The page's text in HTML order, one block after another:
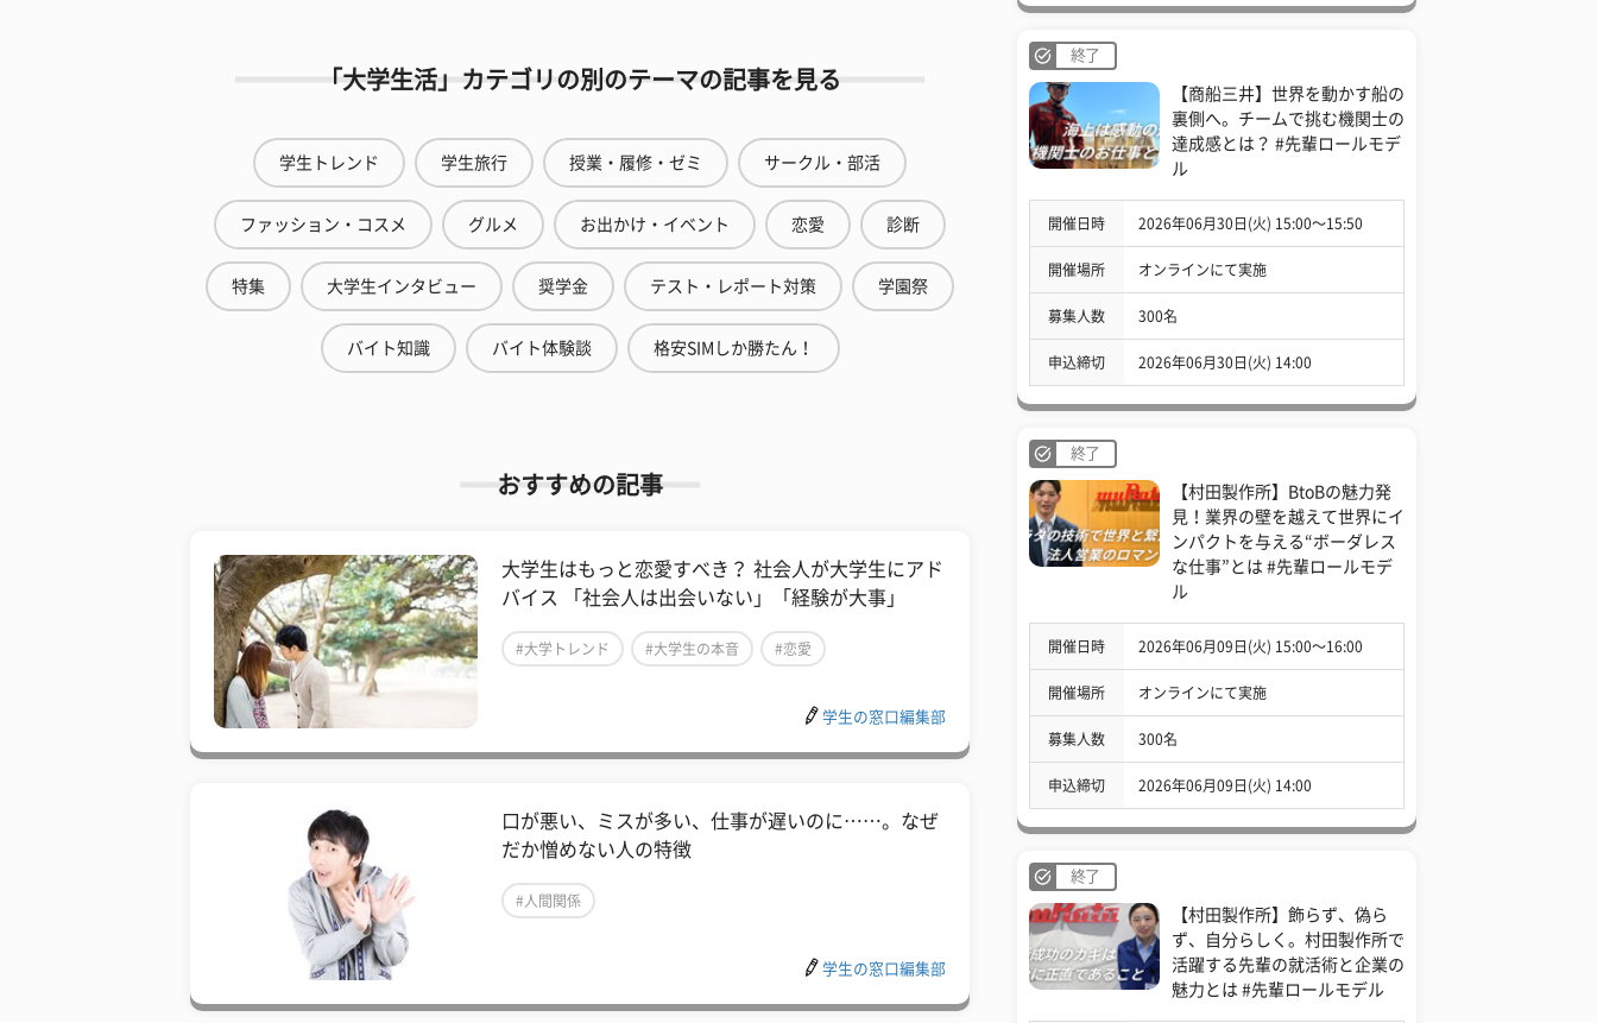
「大学生活」カテゴリの別のテーマの記事を見る
学生トレンド 学生旅行 授業・履修・ゼミ サークル・部活
ファッション・コスメ グルメ お出かけ・イベント 恋愛 診断
特集 大学生インタビュー 奨学金 テスト・レポート対策 学園祭
バイト知識 バイト体験談 格安SIMしか勝たん！
おすすめの記事
大学生はもっと恋愛すべき？ 社会人が大学生にアド
バイス 「社会人は出会いない」「経験が大事」
#大学トレンド #大学生の本音 #恋愛
学生の窓口編集部
口が悪い、ミスが多い、仕事が遅いのに……。なぜ
だか憎めない人の特徴
#人間関係
学生の窓口編集部
終了
【商船三井】世界を動かす船の
裏側へ。チームで挑む機関士の
達成感とは？ #先輩ロールモデ
ル
開催日時 2026年06月30日(火) 15:00〜15:50
開催場所 オンラインにて実施
募集人数 300名
申込締切 2026年06月30日(火) 14:00
終了
【村田製作所】BtoBの魅力発
見！業界の壁を越えて世界にイ
ンパクトを与える“ボーダレス
な仕事”とは #先輩ロールモデ
ル
開催日時 2026年06月09日(火) 15:00〜16:00
開催場所 オンラインにて実施
募集人数 300名
申込締切 2026年06月09日(火) 14:00
終了
【村田製作所】飾らず、偽ら
ず、自分らしく。村田製作所で
活躍する先輩の就活術と企業の
魅力とは #先輩ロールモデル